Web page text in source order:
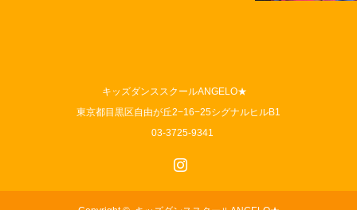
キッズダンススクールANGELO★
東京都目黒区自由が丘2−16−25シグナルヒルB1
03-3725-9341